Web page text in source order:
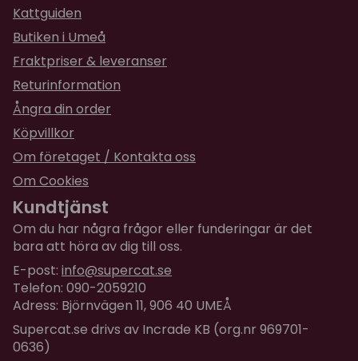
Kattguiden
Butiken i Umeå
Fraktpriser & leveranser
Returinformation
Ångra din order
Köpvillkor
Om företaget / Kontakta oss
Om Cookies
Kundtjänst
Om du har några frågor eller funderingar är det
bara att höra av dig till oss.
E-post: info@supercat.se
Telefon: 090-2059210
Adress: Björnvägen 11, 906 40 UMEÅ
Supercat.se drivs av Incrade KB (org.nr 969701-
0636)